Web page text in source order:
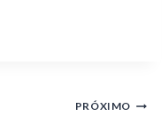
PRÓXIMO